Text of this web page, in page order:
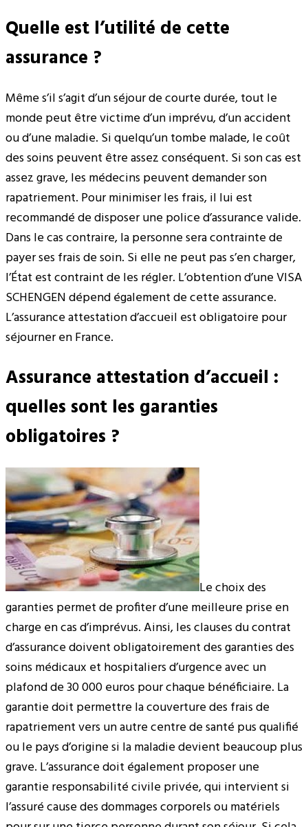
Quelle est l’utilité de cette
assurance ?
Même s’il s’agit d’un séjour de courte durée, tout le
monde peut être victime d’un imprévu, d’un accident
ou d’une maladie. Si quelqu’un tombe malade, le coût
des soins peuvent être assez conséquent. Si son cas est
assez grave, les médecins peuvent demander son
rapatriement. Pour minimiser les frais, il lui est
recommandé de disposer une police d’assurance valide.
Dans le cas contraire, la personne sera contrainte de
payer ses frais de soin. Si elle ne peut pas s’en charger,
l’État est contraint de les régler. L’obtention d’une VISA
SCHENGEN dépend également de cette assurance.
L’assurance attestation d’accueil est obligatoire pour
séjourner en France.
Assurance attestation d’accueil :
quelles sont les garanties
obligatoires ?
Le choix des
garanties permet de profiter d’une meilleure prise en
charge en cas d’imprévus. Ainsi, les clauses du contrat
d’assurance doivent obligatoirement des garanties des
soins médicaux et hospitaliers d’urgence avec un
plafond de 30 000 euros pour chaque bénéficiaire. La
garantie doit permettre la couverture des frais de
rapatriement vers un autre centre de santé pus qualifié
ou le pays d’origine si la maladie devient beaucoup plus
grave. L’assurance doit également proposer une
garantie responsabilité civile privée, qui intervient si
l’assuré cause des dommages corporels ou matériels